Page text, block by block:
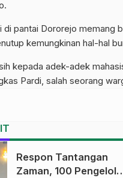
di pantai Dororejo memang
kemungkinan hal-hal
kepada adek-adek
Pardi, salah seorang
Respon Tantangan
Zaman, 100 Pengelola